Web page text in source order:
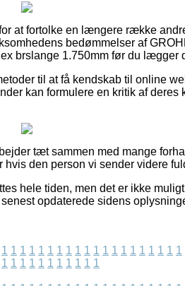
at fortolke en længere række
bedømmelser af
brslange 1.750mm før du lægger
til at få kendskab til online
kan formulere en kritik af
tæt sammen med mange
den person vi sender videre
hele tiden, men det er ikke
opdaterede sidens
1 1 1 1 1 1 1 1 1 1 1 1 1 1 1 1 1 1 1 1
1 1 1 1 1 1 1 1 1 1 1